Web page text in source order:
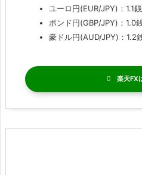
ユーロ円(EUR/JPY)：1.1銭
ポンド円(GBP/JPY)：1.0
豪ドル円(AUD/JPY)：1.2
楽天FX